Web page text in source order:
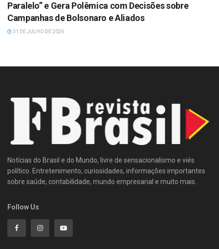
Paralelo” e Gera Polêmica com Decisões sobre
Campanhas de Bolsonaro e Aliados
31 DE JULHO DE 2026
Notícias do Brasil e do Mundo, livre de sensacionalismo e viés
político. Entretenimento, curiosidades, informações importantes
sobre saúde, contabilidade, mundo empresarial e muito mais.
Follow Us